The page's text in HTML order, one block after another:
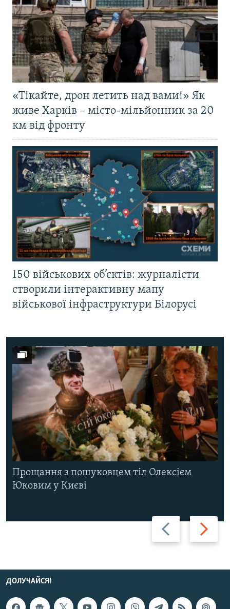
«Тікайте, дрон летить над вами!» Як
живе Харків – місто-мільйонник за 20
км від фронту
150 військових об’єктів: журналісти
створили інтерактивну мапу
військової інфраструктури Білорусі
Назад Вперед
Прощання з пошуковцем тіл Олексієм
Юковим у Києві
ДОЛУЧАЙСЯ!